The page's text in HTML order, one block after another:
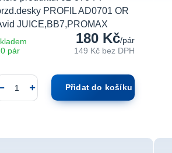
PROFIL AD0701 OR
JUICE,BB7,PROMAX
180 Kč/pár
149 Kč bez DPH
pár
Přidat do košíku